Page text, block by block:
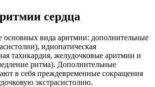
сердца
основных вида аритмии: дополнительные
идиопатическая
тахикардия, желудочковые аритмии и
ритма). Дополнительные
в себя преждевременные сокращения
экстрасистолию.